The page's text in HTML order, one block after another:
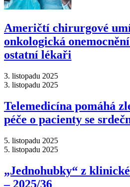
Američtí chirurgové
onkologická
ostatní lékaři
3. listopadu 2025
3. listopadu 2025
Telemedicína pomáhá
péče o pacienty se
5. listopadu 2025
5. listopadu 2025
„Jednohubky“ z
–⁠ 2025/36